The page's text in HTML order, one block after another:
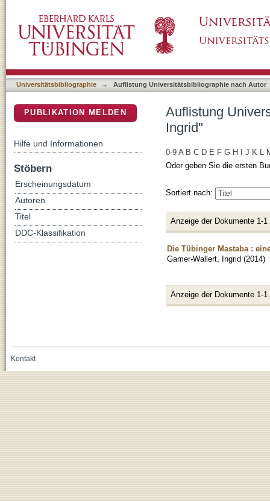
Universitätsbibliographie → Auflistung Universitätsbibliographie nach Autor
Auflistung
Ingrid"
0-9 A B C D E F G H J K L
Oder geben Sie die ersten
Sortiert nach:
Anzeige der Dokumente 1-1
Die Tübinger Mastaba :
Gamer-Wallert, Ingrid (2014)
Anzeige der Dokumente 1-1
PUBLIKATION MELDEN
Hilfe und Informationen
Stöbern
Erscheinungsdatum
Autoren
Titel
DDC-Klassifikation
Kontakt